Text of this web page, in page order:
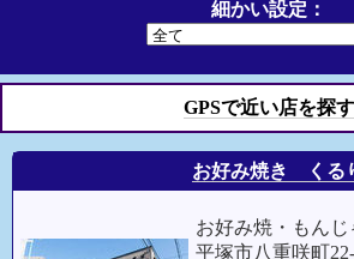
細かい設定：
GPSで近い店を探す
お好み焼き くる
お好み焼・もんじ
平塚市八重咲町